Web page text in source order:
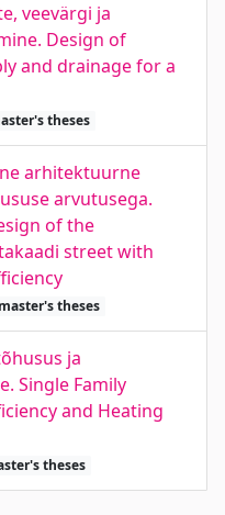
veevärgi ja
Design of
and drainage for a
theses
arhitektuurne
arvutusega.
of the
street with
master's theses
ja
Single Family
and Heating
theses